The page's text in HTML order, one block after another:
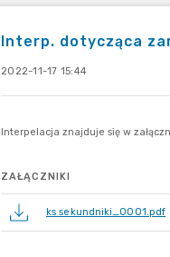
Interp. dotycząca
2022-11-17 15:44
ZAŁĄCZNIKI
ks sekundniki_0001.pdf